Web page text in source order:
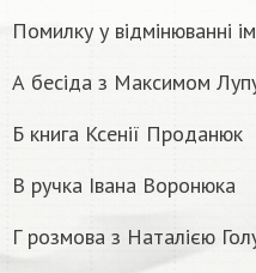
Помилку у відмінюванні
А бесіда з Максимом
Б книга Ксенії Проданюк
В ручка Івана Воронюка
Г розмова з Наталією